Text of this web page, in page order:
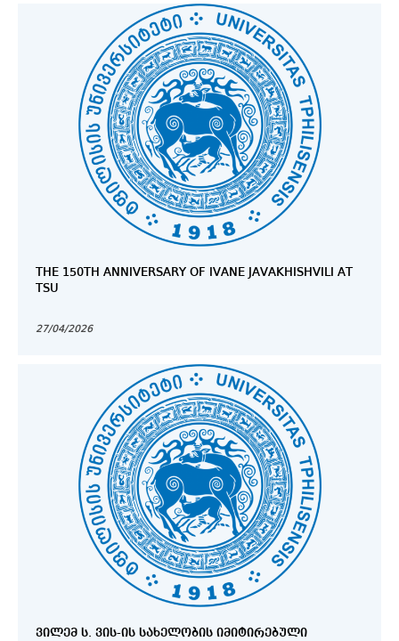
THE 150TH ANNIVERSARY OF IVANE JAVAKHISHVILI AT
TSU
27/04/2026
ᲕᲘᲚᲔᲛ Ს. ᲕᲘᲡ-ᲘᲡ ᲡᲐᲮᲔᲚᲝᲑᲘᲡ ᲘᲛᲘᲢᲘᲠᲔᲑᲣᲚᲘ